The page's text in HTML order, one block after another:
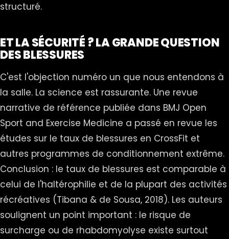
structuré.
ET LA SÉCURITÉ ? LA GRANDE QUESTION
DES BLESSURES
C'est l'objection numéro un que nous entendons à
la salle. La science est rassurante. Une revue
narrative de référence publiée dans BMJ Open
Sport and Exercise Medicine a passé en revue les
études sur le taux de blessures en CrossFit et
autres programmes de conditionnement extrême.
Conclusion : le taux de blessures est comparable à
celui de l'haltérophilie et de la plupart des activités
récréatives (Tibana & de Sousa, 2018). Les auteurs
soulignent un point important : le risque de
surcharge ou de rhabdomyolyse existe surtout